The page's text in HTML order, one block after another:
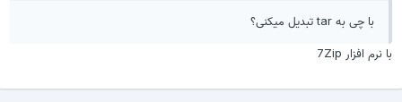
با چی به tar تبدیل میکنی؟
با نرم افزار 7Zip